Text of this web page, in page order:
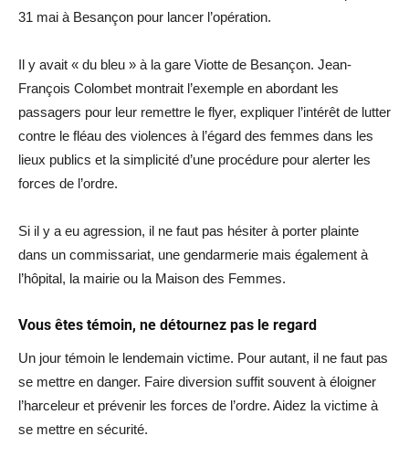
31 mai à Besançon pour lancer l’opération.
Il y avait « du bleu » à la gare Viotte de Besançon. Jean-
François Colombet montrait l’exemple en abordant les
passagers pour leur remettre le flyer, expliquer l’intérêt de lutter
contre le fléau des violences à l’égard des femmes dans les
lieux publics et la simplicité d’une procédure pour alerter les
forces de l’ordre.
Si il y a eu agression, il ne faut pas hésiter à porter plainte
dans un commissariat, une gendarmerie mais également à
l’hôpital, la mairie ou la Maison des Femmes.
Vous êtes témoin, ne détournez pas le regard
Un jour témoin le lendemain victime. Pour autant, il ne faut pas
se mettre en danger. Faire diversion suffit souvent à éloigner
l’harceleur et prévenir les forces de l’ordre. Aidez la victime à
se mettre en sécurité.